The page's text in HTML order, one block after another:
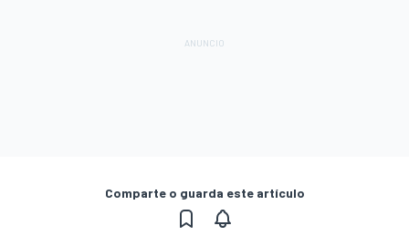
Comparte o guarda este artículo